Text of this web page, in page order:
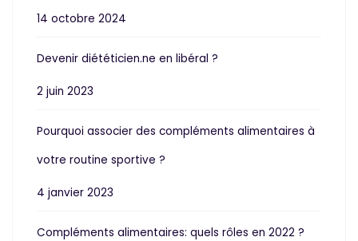
14 octobre 2024
Devenir diététicien.ne en libéral ?
2 juin 2023
Pourquoi associer des compléments alimentaires à
votre routine sportive ?
4 janvier 2023
Compléments alimentaires: quels rôles en 2022 ?